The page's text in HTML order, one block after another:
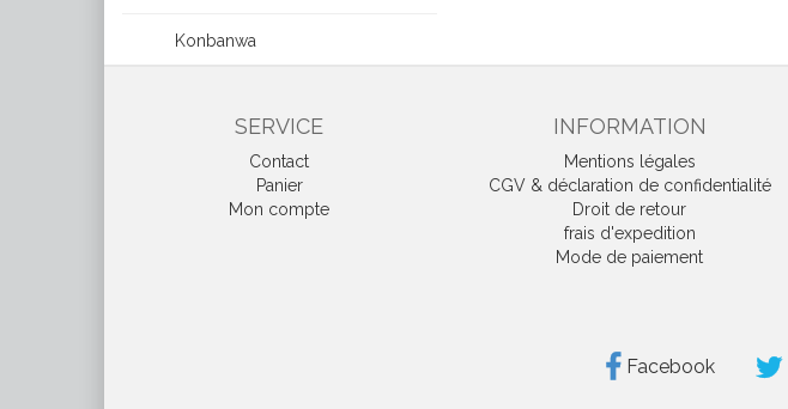
Konbanwa
SERVICE
Contact
Panier
Mon compte
INFORMATION
Mentions légales
CGV & déclaration de confidentialité
Droit de retour
frais d'expedition
Mode de paiement
Facebook